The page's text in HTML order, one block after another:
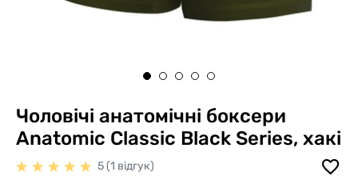
Чоловічі анатомічні боксери
Anatomic Classic Black Series, хакі
5 (1 відгук)